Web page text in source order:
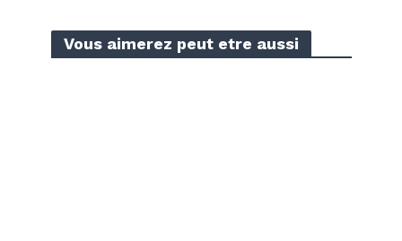
Vous aimerez peut etre aussi